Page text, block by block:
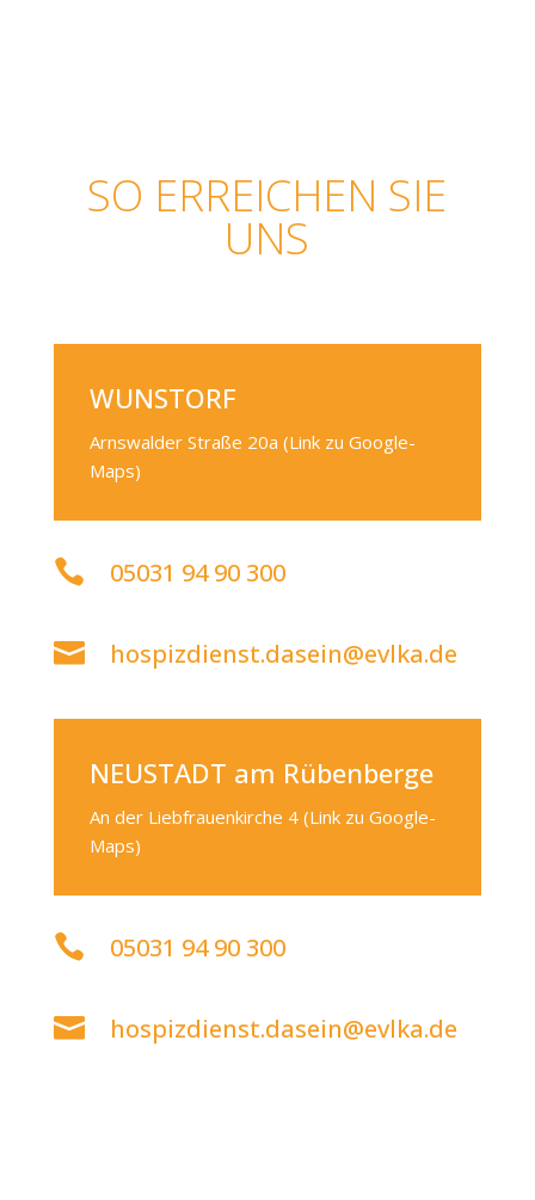
SO ERREICHEN SIE
UNS
WUNSTORF
Arnswalder Straße 20a (Link zu Google-
Maps)
 05031 94 90 300
 hospizdienst.dasein@evlka.de
NEUSTADT am Rübenberge
An der Liebfrauenkirche 4(Link zu Google-
Maps)
 05031 94 90 300
 hospizdienst.dasein@evlka.de